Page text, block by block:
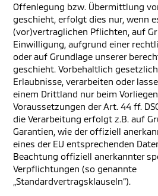
Offenlegung bzw. Übermittlung
geschieht, erfolgt dies nur, wenn
(vor)vertraglichen Pflichten, auf
Einwilligung, aufgrund einer
oder auf Grundlage unserer
geschieht. Vorbehaltlich
Erlaubnisse, verarbeiten oder
einem Drittland nur beim
Voraussetzungen der Art. 44 ff.
die Verarbeitung erfolgt z.B. auf
Garantien, wie der offiziell
eines der EU entsprechenden
Beachtung offiziell anerkannter
Verpflichtungen (so genannte
„Standardvertragsklauseln“).